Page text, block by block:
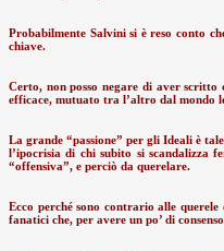
Probabilmente Salvini si è reso conto
chiave.
Certo, non posso negare di aver
efficace, mutuato tra l’altro dal mondo
La grande “passione” per gli Ideali è
l’ipocrisia di chi subito si scandalizza
“offensiva”, e perciò da querelare.
Ecco perché sono contrario alle
fanatici che, per avere un po’ di